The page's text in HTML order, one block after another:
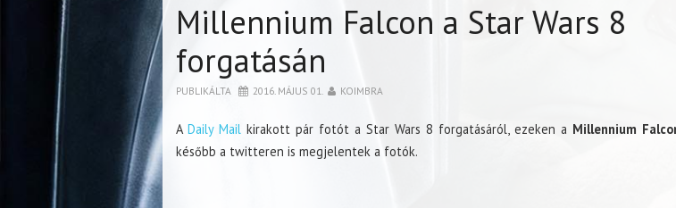
Millennium Falcon a Star Wars 8
forgatásán
PUBLIKÁLTA 2016. MÁJUS 01. KOIMBRA
ADaily Mail kirakott pár fotót a Star Wars 8 forgatásáról, ezeken a Millennium
később a twitteren is megjelentek a fotók.